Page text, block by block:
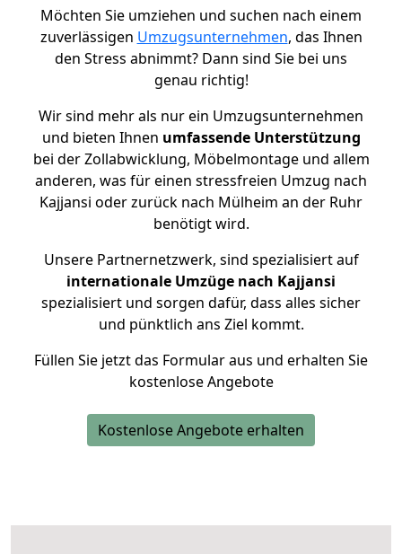
Möchten Sie umziehen und suchen nach einem
zuverlässigen Umzugsunternehmen, das Ihnen
den Stress abnimmt? Dann sind Sie bei uns
genau richtig!
Wir sind mehr als nur ein Umzugsunternehmen
und bieten Ihnen umfassende Unterstützung
bei der Zollabwicklung, Möbelmontage und allem
anderen, was für einen stressfreien Umzug nach
Kajjansi oder zurück nach Mülheim an der Ruhr
benötigt wird.
Unsere Partnernetzwerk, sind spezialisiert auf
internationale Umzüge nach Kajjansi
spezialisiert und sorgen dafür, dass alles sicher
und pünktlich ans Ziel kommt.
Füllen Sie jetzt das Formular aus und erhalten Sie
kostenlose Angebote
Kostenlose Angebote erhalten